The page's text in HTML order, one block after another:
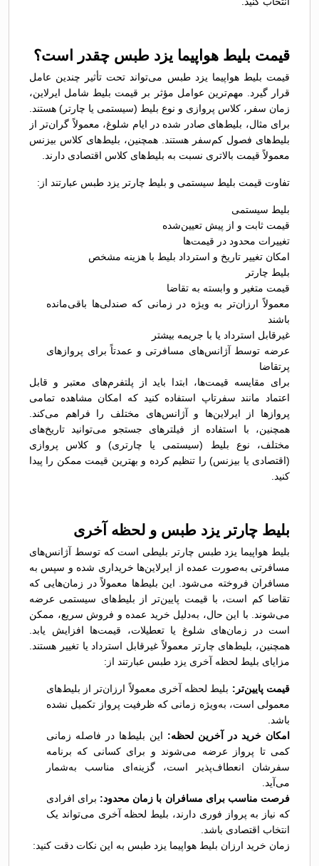
قیمت بلیط هواپیما یزد طبس چقدر است؟
قیمت بلیط هواپیما یزد طبس می‌تواند تحت تأثیر چندین عامل
قرار گیرد. مهم‌ترین عوامل مؤثر بر قیمت بلیط شامل ایرلاین،
زمان سفر، کلاس پروازی و نوع بلیط (سیستمی یا چارتر) هستند.
برای مثال، بلیط‌های صادر شده در ایام شلوغ، معمولاً گران‌تر از
بلیط‌های فصول کم‌سفر هستند. همچنین، بلیط‌های کلاس بیزنس
معمولاً قیمت بالاتری نسبت به بلیط‌های کلاس اقتصادی دارند.
تفاوت قیمت بلیط سیستمی و بلیط چارتر یزد طبس عبارتند از:
بلیط سیستمی
قیمت ثابت و از پیش تعیین‌شده
تغییرات محدود در قیمت‌ها
امکان تغییر تاریخ و استرداد بلیط با هزینه مشخص
بلیط چارتر
قیمت متغیر و وابسته به تقاضا
معمولاً ارزان‌تر به ویژه در زمانی که صندلی‌ها باقی‌مانده
باشند
غیرقابل استرداد یا با جریمه بیشتر
عرضه توسط آژانس‌های مسافرتی و عمدتاً برای پروازهای
پرتقاضا
برای مقایسه قیمت‌ها، ابتدا باید از پلتفرم‌های معتبر و قابل
اعتماد مانند سفرتاپ استفاده کنید که امکان مشاهده تمامی
پروازها از ایرلاین‌ها و آژانس‌های مختلف را فراهم می‌کند.
همچنین، با استفاده از فیلترهای جستجو می‌توانید تاریخ‌های
مختلف، نوع بلیط (سیستمی یا چارتری) و کلاس پروازی
(اقتصادی یا بیزنس) را تنظیم کرده و بهترین قیمت ممکن را پیدا
کنید.
بلیط چارتر یزد طبس و لحظه آخری
بلیط هواپیما یزد طبس چارتر بلیطی است که توسط آژانس‌های
مسافرتی به‌صورت عمده از ایرلاین‌ها خریداری شده و سپس به
مسافران فروخته می‌شود. این بلیط‌ها معمولاً در زمان‌هایی که
تقاضا کم است، با قیمت پایین‌تر از بلیط‌های سیستمی عرضه
می‌شوند. با این حال، به‌دلیل خرید عمده و فروش سریع، ممکن
است در زمان‌های شلوغ یا تعطیلات، قیمت‌ها افزایش یابد.
همچنین، بلیط‌های چارتر معمولاً غیرقابل استرداد یا تغییر هستند.
مزایای بلیط لحظه آخری یزد طبس عبارتند از:
قیمت پایین‌تر: بلیط لحظه آخری معمولاً ارزان‌تر از بلیط‌های
معمولی است، به‌ویژه زمانی که ظرفیت پرواز تکمیل نشده
باشد.
امکان خرید در آخرین لحظه: این بلیط‌ها در فاصله زمانی
کمی تا پرواز عرضه می‌شوند و برای کسانی که برنامه
سفرشان انعطاف‌پذیر است، گزینه‌ای مناسب به‌شمار
می‌آید.
فرصت مناسب برای مسافران با زمان محدود: برای افرادی
که نیاز به پرواز فوری دارند، بلیط لحظه آخری می‌تواند یک
انتخاب اقتصادی باشد.
زمان خرید ارزان بلیط هواپیما یزد طبس به این نکات دقت کنید: